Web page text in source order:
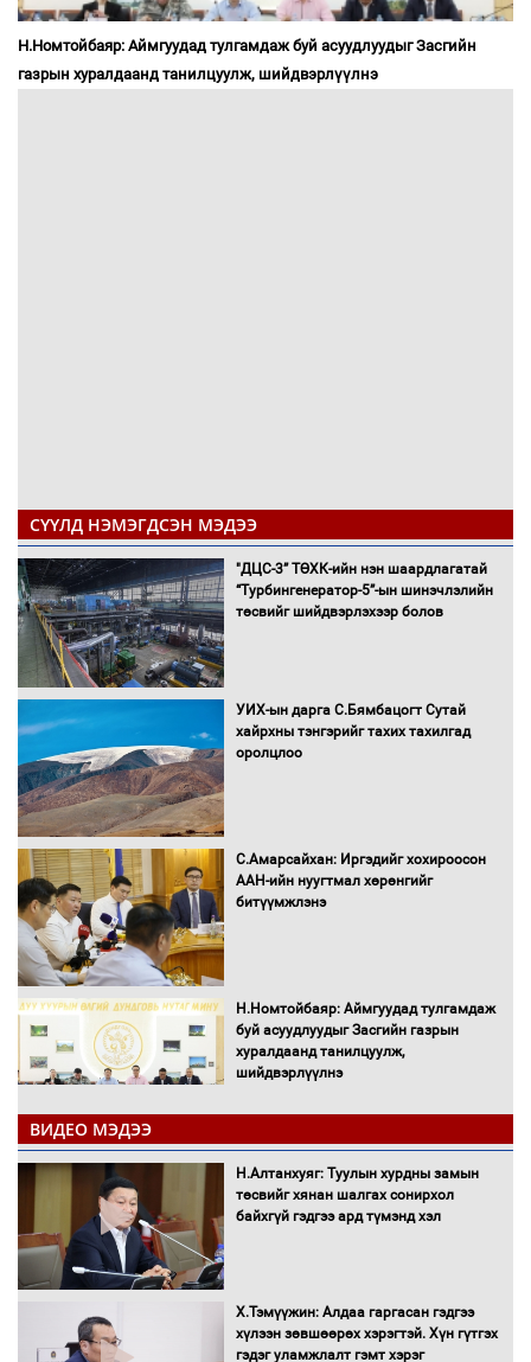
Н.Номтойбаяр: Аймгуудад тулгамдаж буй асуудлуудыг Засгийн
газрын хуралдаанд танилцуулж, шийдвэрлүүлнэ
СҮҮЛД НЭМЭГДСЭН МЭДЭЭ
"ДЦС-3” ТӨХК-ийн нэн шаардлагатай
“Турбингенератор-5”-ын шинэчлэлийн
төсвийг шийдвэрлэхээр болов
УИХ-ын дарга С.Бямбацогт Сутай
хайрхны тэнгэрийг тахих тахилгад
оролцлоо
С.Амарсайхан: Иргэдийг хохироосон
ААН-ийн нуугтмал хөрөнгийг
битүүмжлэнэ
Н.Номтойбаяр: Аймгуудад тулгамдаж
буй асуудлуудыг Засгийн газрын
хуралдаанд танилцуулж,
шийдвэрлүүлнэ
оролцож байгаа баг тамирчдад
амжилт хүслээ
Автобензин, дизель түлшний онцгой
албан татварыг тэглэлээ
ВИДЕО МЭДЭЭ
Н.Алтанхуяг: Туулын хурдны замын
төсвийг хянан шалгах сонирхол
байхгүй гэдгээ ард түмэнд хэл
Х.Тэмүүжин: Алдаа гаргасан гэдгээ
хүлээн зөвшөөрөх хэрэгтэй. Хүн гүтгэх
гэдэг уламжлалт гэмт хэрэг